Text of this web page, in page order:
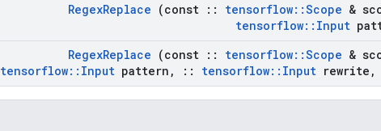
RegexReplace (const :: tensorflow::Scope &
tensorflow:: Input
RegexReplace (const :: tensorflow::Scope &
tensorflow:: Input pattern , :: tensorflow:: Input rewrite ,